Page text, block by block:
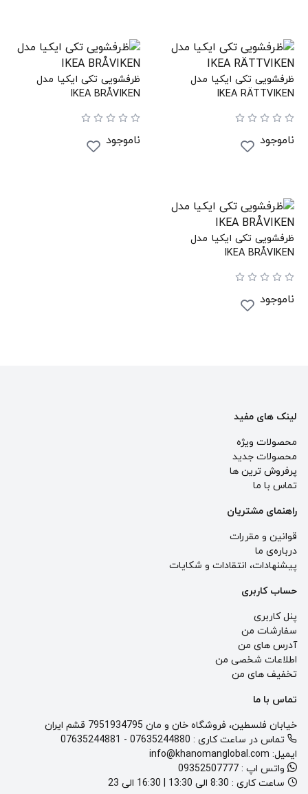
ظرفشویی تکی ایکیا مدل
IKEA RÄTTVIKEN
ناموجود
ظرفشویی تکی ایکیا مدل
IKEA BRÅVIKEN
ناموجود
ظرفشویی تکی ایکیا مدل
IKEA BRÅVIKEN
ناموجود
لینک های مفید
محصولات ویژه
محصولات جدید
پرفروش ترین‌ ها
تماس با ما
راهنمای مشتریان
قوانین و مقررات
درباره‌ی ما
پيشنهادات، انتقادات و شكايات
حساب کاربری
پنل کاربری
سفارشات من
آدرس های من
اطلاعات شخصی من
تخفیف های من
تماس با ما
خیابان فلسطین، فروشگاه خان و مان 7951934795 قشم ایران
تماس در ساعت کاری : 07635244880
-
07635244881
ایمیل: info@khanomanglobal.com
واتس اپ : 09352507777
ساعت کاری : 8:30 الی 13:30 | 16:30 الی 23